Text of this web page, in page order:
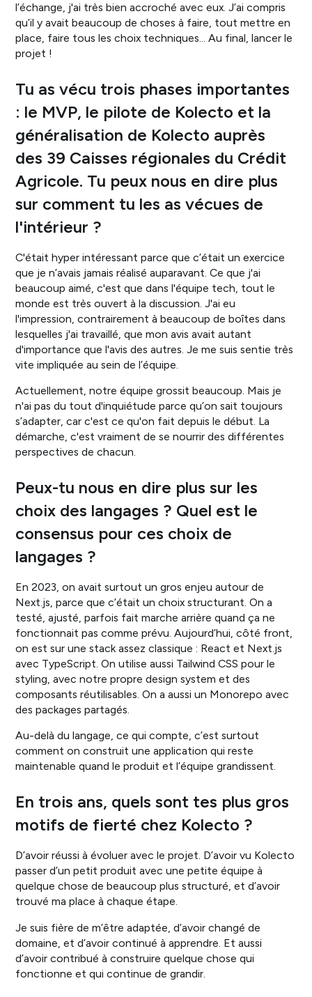
l’échange, j'ai très bien accroché avec eux. J’ai compris
qu’il y avait beaucoup de choses à faire, tout mettre en
place, faire tous les choix techniques… Au final, lancer le
projet !
Tu as vécu trois phases importantes
: le MVP, le pilote de Kolecto et la
généralisation de Kolecto auprès
des 39 Caisses régionales du Crédit
Agricole. Tu peux nous en dire plus
sur comment tu les as vécues de
l'intérieur ?
C'était hyper intéressant parce que c’était un exercice
que je n’avais jamais réalisé auparavant. Ce que j'ai
beaucoup aimé, c'est que dans l'équipe tech, tout le
monde est très ouvert à la discussion. J'ai eu
l'impression, contrairement à beaucoup de boîtes dans
lesquelles j'ai travaillé, que mon avis avait autant
d'importance que l'avis des autres. Je me suis sentie très
vite impliquée au sein de l’équipe.
Actuellement, notre équipe grossit beaucoup. Mais je
n'ai pas du tout d'inquiétude parce qu’on sait toujours
s’adapter, car c'est ce qu'on fait depuis le début. La
démarche, c'est vraiment de se nourrir des différentes
perspectives de chacun.
Peux-tu nous en dire plus sur les
choix des langages ? Quel est le
consensus pour ces choix de
langages ?
En 2023, on avait surtout un gros enjeu autour de
Next.js, parce que c’était un choix structurant. On a
testé, ajusté, parfois fait marche arrière quand ça ne
fonctionnait pas comme prévu. Aujourd’hui, côté front,
on est sur une stack assez classique : React et Next.js
avec TypeScript. On utilise aussi Tailwind CSS pour le
styling, avec notre propre design system et des
composants réutilisables. On a aussi un Monorepo avec
des packages partagés.
Au-delà du langage, ce qui compte, c’est surtout
comment on construit une application qui reste
maintenable quand le produit et l’équipe grandissent.
En trois ans, quels sont tes plus gros
motifs de fierté chez Kolecto ?
D’avoir réussi à évoluer avec le projet. D’avoir vu Kolecto
passer d’un petit produit avec une petite équipe à
quelque chose de beaucoup plus structuré, et d’avoir
trouvé ma place à chaque étape.
Je suis fière de m’être adaptée, d’avoir changé de
domaine, et d’avoir continué à apprendre. Et aussi
d’avoir contribué à construire quelque chose qui
fonctionne et qui continue de grandir.